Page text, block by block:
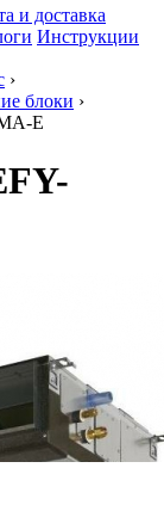
и доставка
Инструкции
›
блоки ›
E